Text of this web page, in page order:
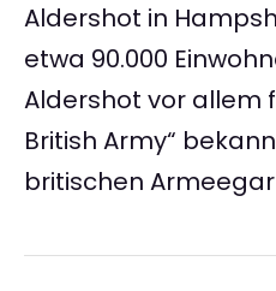
Aldershot in
etwa 90.000
Aldershot vor allem
British Army“
britischen